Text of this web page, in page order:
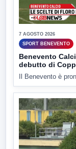
7 AGOSTO 2026
SPORT BENEVENTO
Benevento
debutto di
Il Benevento è